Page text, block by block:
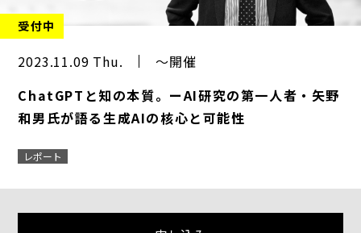
受付中
2023.11.09 Thu.
～開催
ChatGPTと知の本質。ーAI研究の第一人者・矢野
和男氏が語る生成AIの核心と可能性
レポート